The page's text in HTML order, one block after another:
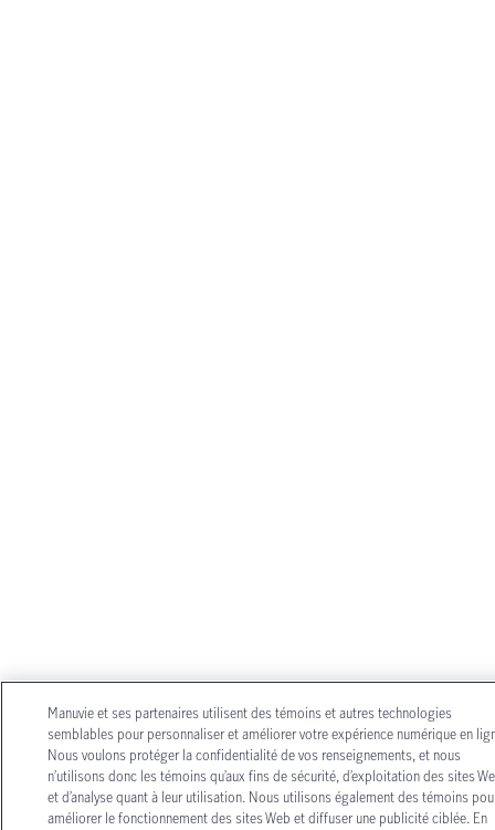
Manuvie et ses partenaires utilisent des témoins et autres technologies
semblables pour personnaliser et améliorer votre expérience numérique en
Nous voulons protéger la confidentialité de vos renseignements, et nous
n’utilisons donc les témoins qu’aux fins de sécurité, d’exploitation des sites
et d’analyse quant à leur utilisation. Nous utilisons également des témoins
améliorer le fonctionnement des sites Web et diffuser une publicité ciblée. En